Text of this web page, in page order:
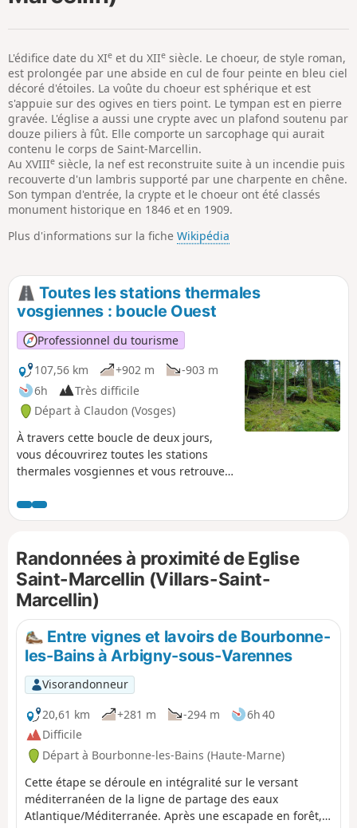
L'édifice date du XIe et du XIIe siècle. Le choeur, de style roman,
est prolongée par une abside en cul de four peinte en bleu ciel
décoré d'étoiles. La voûte du choeur est sphérique et est
s'appuie sur des ogives en tiers point. Le tympan est en pierre
gravée. L'église a aussi une crypte avec un plafond soutenu par
douze piliers à fût. Elle comporte un sarcophage qui aurait
contenu le corps de Saint-Marcellin.
Au XVIIIe siècle, la nef est reconstruite suite à un incendie puis
recouverte d'un lambris supporté par une charpente en chêne.
Son tympan d'entrée, la crypte et le choeur ont été classés
monument historique en 1846 et en 1909.
Plus d'informations sur la fiche Wikipédia
Toutes les stations thermales
vosgiennes : boucle Ouest
Professionnel du tourisme
107,56 km
+902 m
-903 m
6h
Très difficile
Départ à Claudon (Vosges)
À travers cette boucle de deux jours,
vous découvrirez toutes les stations
thermales vosgiennes et vous retrouvez
au cœur de la forêt classée d'exception
de la Vôge. La première boucle est la
Bourbonne-les-Bains, Martigny-les-
Bains, Contrexéville et Vittel.
Randonnées à proximité de Eglise
Saint-Marcellin (Villars-Saint-
Marcellin)
Entre vignes et lavoirs de Bourbonne-
les-Bains à Arbigny-sous-Varennes
Visorandonneur
20,61 km
+281 m -294 m
6h 40
Difficile
Départ à Bourbonne-les-Bains (Haute-Marne)
Cette étape se déroule en intégralité sur le versant
méditerranéen de la ligne de partage des eaux
Atlantique/Méditerranée. Après une escapade en forêt,